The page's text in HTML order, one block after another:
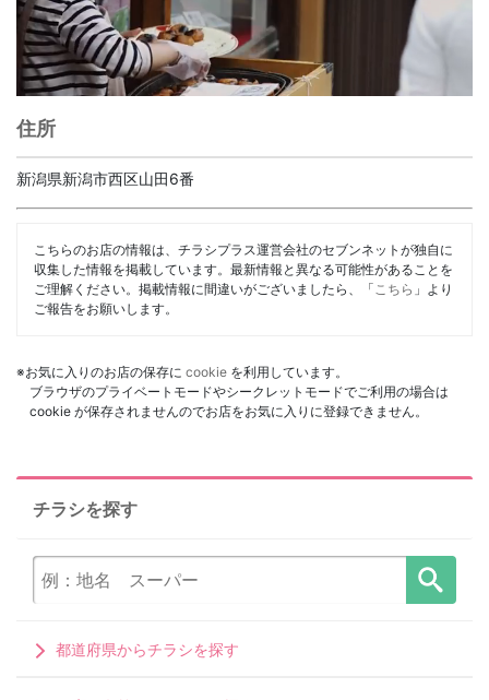
住所
新潟県新潟市西区山田6番
こちらのお店の情報は、チラシプラス運営会社のセブンネットが独自に
収集した情報を掲載しています。最新情報と異なる可能性があることを
ご理解ください。掲載情報に間違いがございましたら、「 こちら 」より
ご報告をお願いします。
※お気に入りのお店の保存に cookie を利用しています。
ブラウザのプライベートモードやシークレットモードでご利用の場合は
cookie が保存されませんのでお店をお気に入りに登録できません。
チラシを探す
都道府県からチラシを探す